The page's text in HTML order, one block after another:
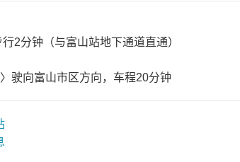
2分钟（与富山站地下通道直通）
驶向富山市区方向，车程20分钟